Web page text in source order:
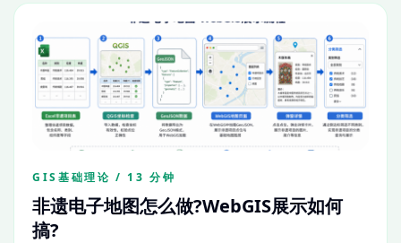
GIS基础理论 / 13 分钟
非遗电子地图怎么做?WebGIS展示如何
搞?